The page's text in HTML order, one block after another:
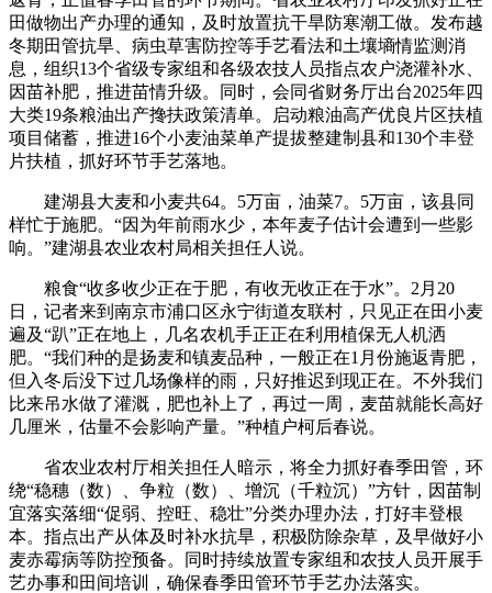
田做物出产办理的通知，及时放置抗干旱防寒潮工做。发布越
冬期田管抗旱、病虫草害防控等手艺看法和土壤墒情监测消
息，组织13个省级专家组和各级农技人员指点农户浇灌补水、
因苗补肥，推进苗情升级。同时，会同省财务厅出台2025年四
大类19条粮油出产搀扶政策清单。启动粮油高产优良片区扶植
项目储蓄，推进16个小麦油菜单产提拔整建制县和130个丰登
片扶植，抓好环节手艺落地。
建湖县大麦和小麦共64。5万亩，油菜7。5万亩，该县同
样忙于施肥。“因为年前雨水少，本年麦子估计会遭到一些影
响。”建湖县农业农村局相关担任人说。
粮食“收多收少正在于肥，有收无收正在于水”。2月20
日，记者来到南京市浦口区永宁街道友联村，只见正在田小麦
遍及“趴”正在地上，几名农机手正正在利用植保无人机洒
肥。“我们种的是扬麦和镇麦品种，一般正在1月份施返青肥，
但入冬后没下过几场像样的雨，只好推迟到现正在。不外我们
比来吊水做了灌溉，肥也补上了，再过一周，麦苗就能长高好
几厘米，估量不会影响产量。”种植户柯后春说。
省农业农村厅相关担任人暗示，将全力抓好春季田管，环
绕“稳穗（数）、争粒（数）、增沉（千粒沉）”方针，因苗制
宜落实落细“促弱、控旺、稳壮”分类办理办法，打好丰登根
本。指点出产从体及时补水抗旱，积极防除杂草，及早做好小
麦赤霉病等防控预备。同时持续放置专家组和农技人员开展手
艺办事和田间培训，确保春季田管环节手艺办法落实。